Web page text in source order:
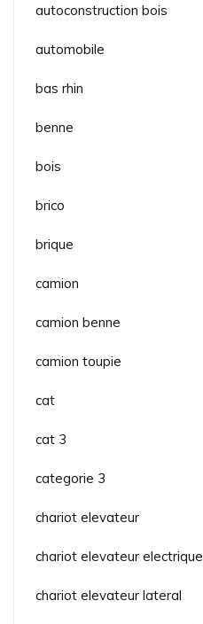
autoconstruction bois
automobile
bas rhin
benne
bois
brico
brique
camion
camion benne
camion toupie
cat
cat 3
categorie 3
chariot elevateur
chariot elevateur electrique
chariot elevateur lateral